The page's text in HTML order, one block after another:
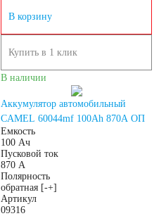
В корзину
Купить в 1 клик
В наличии
Аккумулятор автомобильный
CAMEL 60044mf 100Ah 870A ОП
Емкость
100 Ач
Пусковой ток
870 А
Полярность
обратная [-+]
Артикул
09316